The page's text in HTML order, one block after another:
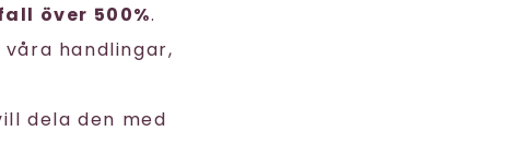
över 500%.
handlingar,
dela den med